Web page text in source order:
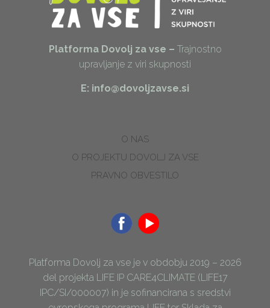
Platforma Dovolj za vse – Trajnostno
upravljanje z viri skupnosti
E: info@dovoljzavse.si
O NAS
O PROJEKTU DOVOLJ ZA VSE
PRAVNO OBVESTILO
Platforma Dovolj za vse je v obdobju 2019 – 2026
del projekta LIFE IP CARE4CLIMATE (LIFE17
IPC/SI/000007) in je sofinancirana s sredstvi